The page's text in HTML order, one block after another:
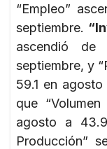
“Empleo”
septiembre.
ascendió
septiembre, y
59.1 en
que
agosto a
Producción”